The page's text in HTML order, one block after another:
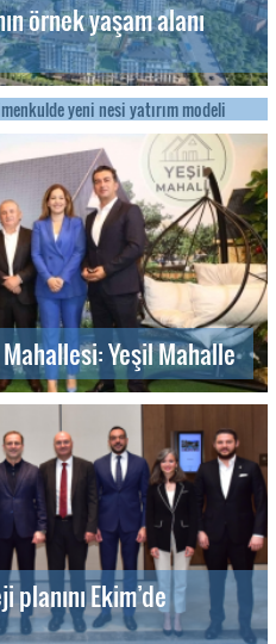
örnek yaşam alanı
ile gayrimenkulde yeni
Yeşil Mahalle
Ekim’de